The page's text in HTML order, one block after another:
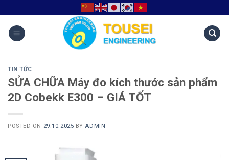
TIN TỨC
SỬA CHỮA Máy đo kích thước sản phẩm
2D Cobekk E300 – GIÁ TỐT
POSTED ON 29.10.2025 BY ADMIN